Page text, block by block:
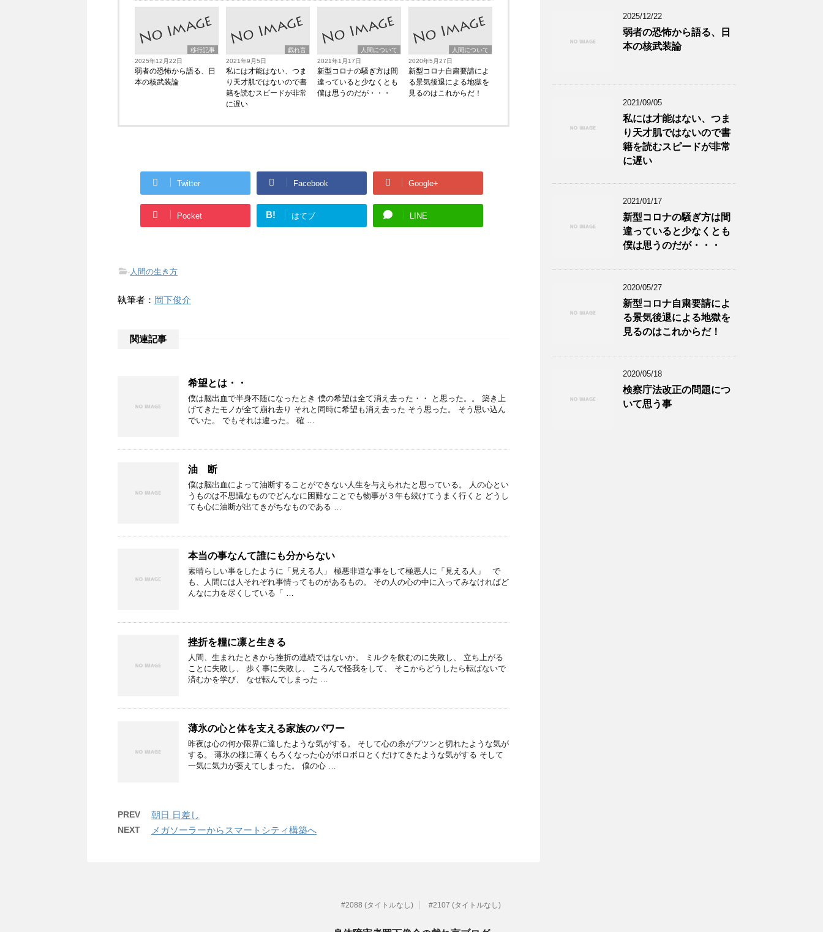
移行記事
2025年12月22日
弱者の恐怖から語る、日
本の核武装論
戯れ言
2021年9月5日
私には才能はない、つま
り天才肌ではないので書
籍を読むスピードが非常
に遅い
人間について
2021年1月17日
新型コロナの騒ぎ方は間
違っていると少なくとも
僕は思うのだが・・・
人間について
2020年5月27日
新型コロナ自粛要請によ
る景気後退による地獄を
見るのはこれからだ！
Twitter Facebook Google+
Pocket B! はてブ LINE
-人間の生き方
執筆者： 岡下俊介
関連記事
希望とは・・
僕は脳出血で半身不随になったとき 僕の希望は全て消え去った・・ と思った。。 築き上
げてきたモノが全て崩れ去り それと同時に希望も消え去った そう思った。 そう思い込ん
でいた。 でもそれは違った。 確 …
油 断
僕は脳出血によって油断することができない人生を与えられたと思っている。 人の心とい
うものは不思議なものでどんなに困難なことでも物事が３年も続けてうまく行くと どうし
ても心に油断が出てきがちなものである …
本当の事なんて誰にも分からない
素晴らしい事をしたように「見える人」 極悪非道な事をして極悪人に「見える人」 で
も、人間には人それぞれ事情ってものがあるもの。 その人の心の中に入ってみなければど
んなに力を尽くしている「 …
挫折を糧に凛と生きる
人間、生まれたときから挫折の連続ではないか。 ミルクを飲むのに失敗し、 立ち上がる
ことに失敗し、 歩く事に失敗し、 ころんで怪我をして、 そこからどうしたら転ばないで
済むかを学び、 なぜ転んでしまった …
薄氷の心と体を支える家族のパワー
昨夜は心の何か限界に達したような気がする。 そして心の糸がプツンと切れたような気が
する。 薄氷の様に薄くもろくなった心がボロボロとくだけてきたような気がする そして
一気に気力が萎えてしまった。 僕の心 …
PREV 朝日 日差し
NEXT メガソーラーからスマートシティ構築へ
2025/12/22
弱者の恐怖から語る、日
本の核武装論
2021/09/05
私には才能はない、つま
り天才肌ではないので書
籍を読むスピードが非常
に遅い
2021/01/17
新型コロナの騒ぎ方は間
違っていると少なくとも
僕は思うのだが・・・
2020/05/27
新型コロナ自粛要請によ
る景気後退による地獄を
見るのはこれからだ！
2020/05/18
検察庁法改正の問題につ
いて思う事
#2088 (タイトルなし) #2107 (タイトルなし)